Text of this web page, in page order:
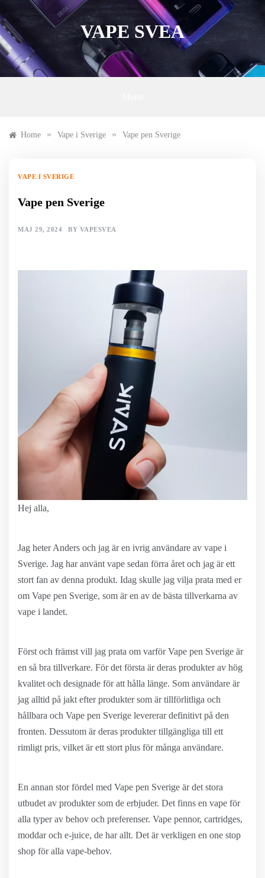
to
content
VAPE SVEA
Home » Vape i Sverige » Vape pen Sverige
VAPE I SVERIGE
Vape pen Sverige
MAJ 29, 2024 BY VAPESVEA
Hej alla,
Jag heter Anders och jag är en ivrig användare av vape i
Sverige. Jag har använt vape sedan förra året och jag är ett
stort fan av denna produkt. Idag skulle jag vilja prata med er
om Vape pen Sverige, som är en av de bästa tillverkarna av
vape i landet.
Först och främst vill jag prata om varför Vape pen Sverige är
en så bra tillverkare. För det första är deras produkter av hög
kvalitet och designade för att hålla länge. Som användare är
jag alltid på jakt efter produkter som är tillförlitliga och
hållbara och Vape pen Sverige levererar definitivt på den
fronten. Dessutom är deras produkter tillgängliga till ett
rimligt pris, vilket är ett stort plus för många användare.
En annan stor fördel med Vape pen Sverige är det stora
utbudet av produkter som de erbjuder. Det finns en vape för
alla typer av behov och preferenser. Vape pennor, cartridges,
moddar och e-juice, de har allt. Det är verkligen en one stop
shop för alla vape-behov.